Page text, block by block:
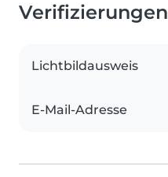
Verifizierungen
Lichtbildausweis
E-Mail-Adresse